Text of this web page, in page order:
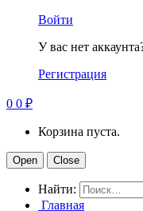
Войти
У вас нет
Регистрация
0 0 ₽
Корзина пуста.
Open Close
Найти:
Главная